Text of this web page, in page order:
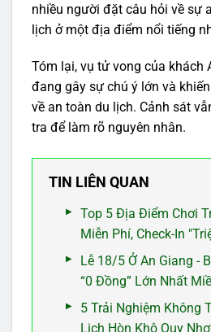
nhiều người đặt câu hỏi về sự
lịch ở một địa điểm nổi tiếng
Tóm lại, vụ tử vong của khách
đang gây sự chú ý lớn và
về an toàn du lịch. Cảnh sát
tra để làm rõ nguyên nhân.
TIN LIÊN QUAN
Top 5 Địa Điểm Chơi
Miễn Phí, Check-In
Lễ 18/5 Ở An Giang -
“0 Đồng” Lớn Nhất
5 Trải Nghiệm Không
Lịch Hòn Khô Quy